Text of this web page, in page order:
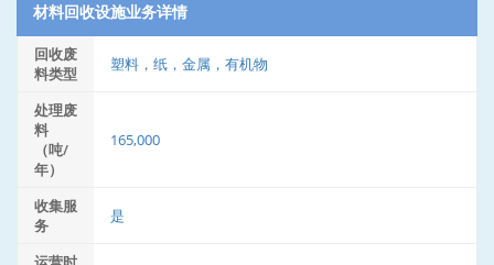
材料回收设施业务详情
回收废
料类型
塑料，纸，金属，有机物
处理废
料
（吨/
年）
165,000
收集服
务
是